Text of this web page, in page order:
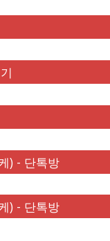
) - 단톡방
) - 단톡방